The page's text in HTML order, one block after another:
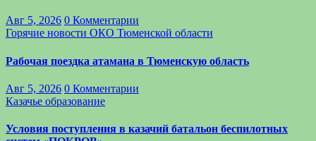
Авг 5, 2026 0 Комментарии
Горячие новости ОКО Тюменской области
Рабочая поездка атамана в Тюменскую область
Авг 5, 2026 0 Комментарии
Казачье образование
Условия поступления в казачий батальон беспилотных